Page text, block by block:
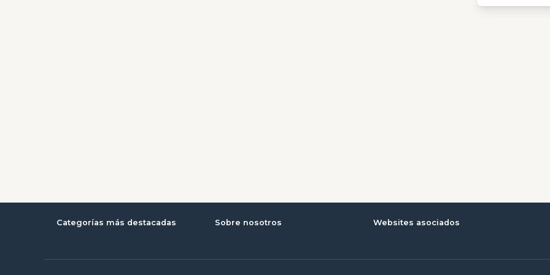
Categorías más destacadas Sobre nosotros Websites asociados